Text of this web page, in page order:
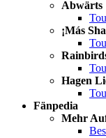
Abwärts
¡Más
Hagen
Fänpedia
Mehr